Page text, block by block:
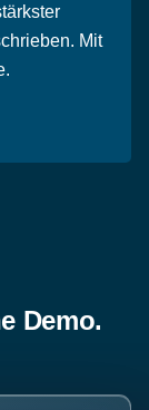
Mit
Demo.